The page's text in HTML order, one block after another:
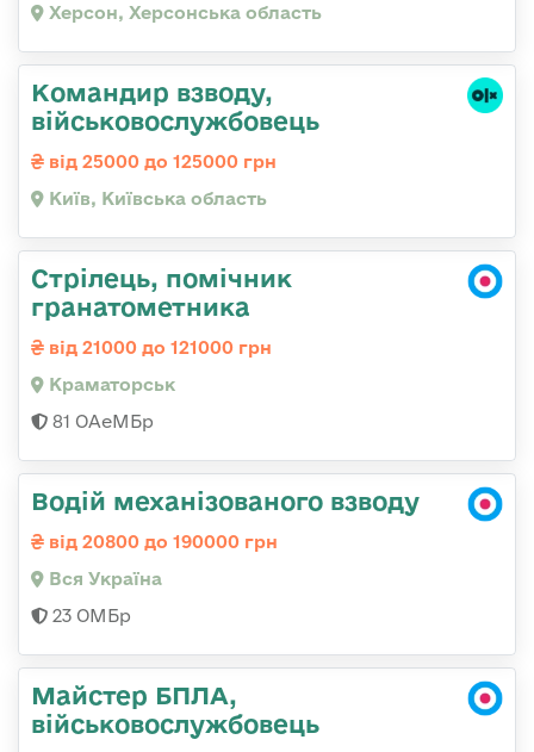
Херсон, Херсонська область
Командир взводу,
військовослужбовець
від 25000 до 125000 грн
Київ, Київська область
Стрілець, помічник
гранатометника
від 21000 до 121000 грн
Краматорськ
81 ОАеМБр
Водій механізованого взводу
від 20800 до 190000 грн
Вся Україна
23 ОМБр
Майстер БПЛА,
військовослужбовець